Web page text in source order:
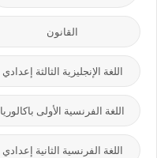
القانون
اللغة الإنجليزية الثالثة إعدادي
اللغة الفرنسية الأولى باكالوريا
اللغة الفرنسية الثانية إعدادي